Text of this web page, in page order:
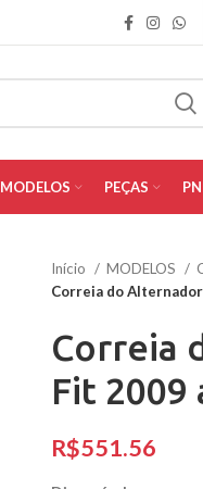
MODELOS PEÇAS
Início MODELOS
Correia do
Correia
Fit 2009
R$